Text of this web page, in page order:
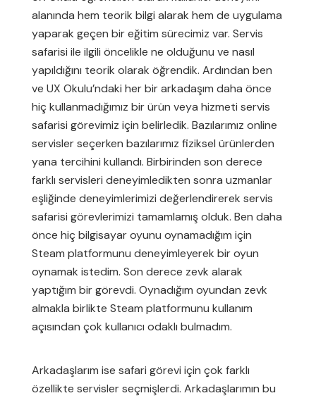
alanında hem teorik bilgi alarak hem de uygulama
yaparak geçen bir eğitim sürecimiz var. Servis
safarisi ile ilgili öncelikle ne olduğunu ve nasıl
yapıldığını teorik olarak öğrendik. Ardından ben
ve UX Okulu’ndaki her bir arkadaşım daha önce
hiç kullanmadığımız bir ürün veya hizmeti servis
safarisi görevimiz için belirledik. Bazılarımız online
servisler seçerken bazılarımız fiziksel ürünlerden
yana tercihini kullandı. Birbirinden son derece
farklı servisleri deneyimledikten sonra uzmanlar
eşliğinde deneyimlerimizi değerlendirerek servis
safarisi görevlerimizi tamamlamış olduk. Ben daha
önce hiç bilgisayar oyunu oynamadığım için
Steam platformunu deneyimleyerek bir oyun
oynamak istedim. Son derece zevk alarak
yaptığım bir görevdi. Oynadığım oyundan zevk
almakla birlikte Steam platformunu kullanım
açısından çok kullanıcı odaklı bulmadım.
Arkadaşlarım ise safari görevi için çok farklı
özellikte servisler seçmişlerdi. Arkadaşlarımın bu